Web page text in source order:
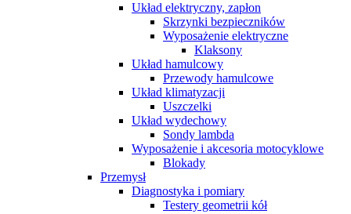
Układ elektryczny, zapłon
Skrzynki bezpieczników
Wyposażenie elektryczne
Klaksony
Układ hamulcowy
Przewody hamulcowe
Układ klimatyzacji
Uszczelki
Układ wydechowy
Sondy lambda
Wyposażenie i akcesoria motocyklowe
Blokady
Przemysł
Diagnostyka i pomiary
Testery geometrii kół